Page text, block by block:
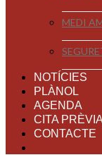
MEDI
NOTÍCIES
PLÀNOL
AGENDA
CITA PRÈVIA
CONTACTE